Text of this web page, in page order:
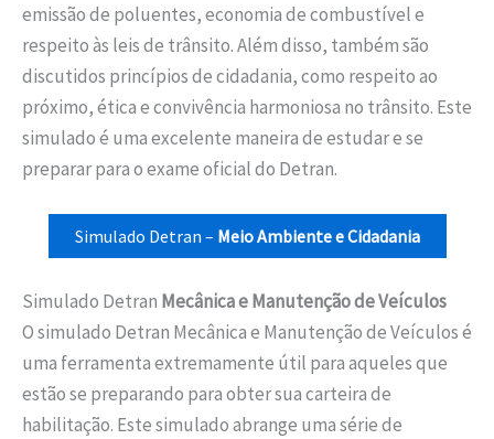
emissão de poluentes, economia de combustível e
respeito às leis de trânsito. Além disso, também são
discutidos princípios de cidadania, como respeito ao
próximo, ética e convivência harmoniosa no trânsito. Este
simulado é uma excelente maneira de estudar e se
preparar para o exame oficial do Detran.
Simulado Detran – Meio Ambiente e Cidadania
Simulado Detran Mecânica e Manutenção de Veículos
O simulado Detran Mecânica e Manutenção de Veículos é
uma ferramenta extremamente útil para aqueles que
estão se preparando para obter sua carteira de
habilitação. Este simulado abrange uma série de